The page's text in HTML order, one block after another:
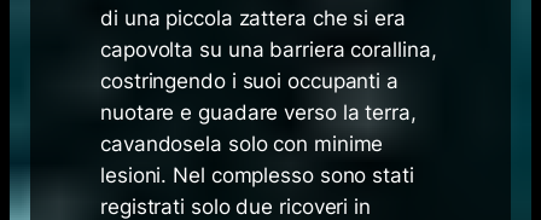
di una piccola zattera che si era
capovolta su una barriera corallina,
costringendo i suoi occupanti a
nuotare e guadare verso la terra,
cavandosela solo con minime
lesioni. Nel complesso sono stati
registrati solo due ricoveri in